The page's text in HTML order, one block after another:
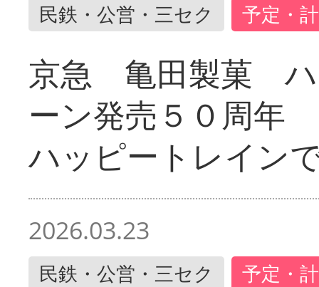
民鉄・公営・三セク 予定・
京急 亀田製菓 ハ
ーン発売５０周年
ハッピートレイン
2026.03.23
民鉄・公営・三セク 予定・